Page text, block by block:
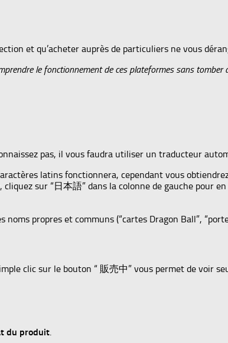
et qu’acheter auprès de particuliers ne vous
le fonctionnement de ces plateformes sans tomber
pas, il vous faudra utiliser un traducteur
latins fonctionnera, cependant vous
cliquez sur “日本語” dans la colonne de gauche pour
propres et communs (“cartes Dragon Ball”,
clic sur le bouton “ 販売中” vous permet de voir
du produit.